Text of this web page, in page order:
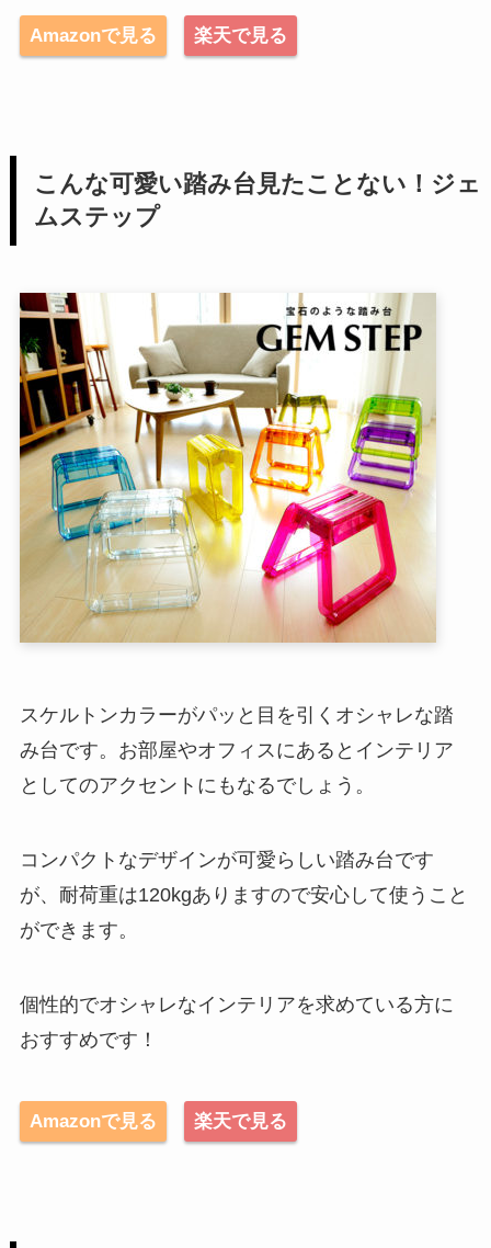
Amazonで見る 楽天で見る
こんな可愛い踏み台見たことない！ジェ
ムステップ
スケルトンカラーがパッと目を引くオシャレな踏
み台です。お部屋やオフィスにあるとインテリア
としてのアクセントにもなるでしょう。
コンパクトなデザインが可愛らしい踏み台です
が、耐荷重は120kgありますので安心して使うこと
ができます。
個性的でオシャレなインテリアを求めている方に
おすすめです！
Amazonで見る 楽天で見る